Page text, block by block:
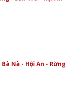
Nà - Hội An - Rừng